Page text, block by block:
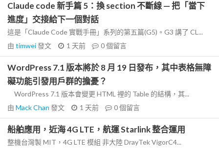
Claude code 新手篇 5：換 section 不斷線 — 把「當下
進度」交接給下一個對話
這是「Claude Code 實戰手冊」系列的第五篇(G5)。G3 講了 CL...
由 timwei發文 1 天前 0個留言
WordPress 7.1 版本將於 8 月 19 日發布，其中表格無障
礙功能引發用戶群的擔憂？
WordPress 7.1 版本會變更 HTML 裡的 Table 的結構，其...
由 Mack Chan 發文 1 天前 0個留言
船舶應用，近海 4G LTE，航運 Starlink 整合運用
整機台灣製 MIT，4G LTE 模組 非大陸 DrayTek VigorC4...